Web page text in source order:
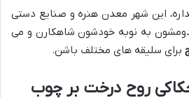
این شهر معدن هنره و صنایع دستی
به نوبه خودشون شاهکارن و می
برای سلیقه های مختلف باشن.
روح درخت بر چوب